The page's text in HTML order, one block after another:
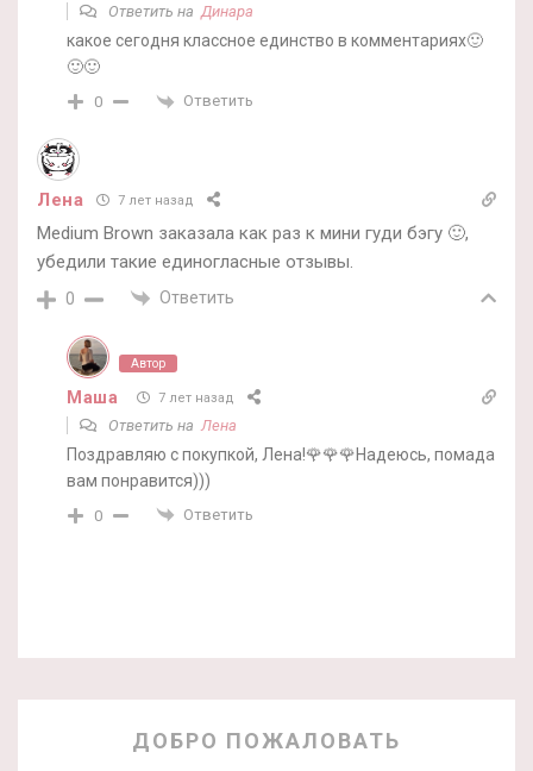
Ответить на Динара
какое сегодня классное единство в комментариях🙂
🙂🙂
0 Ответить
Лена 7 лет назад
Medium Brown заказала как раз к мини гуди бэгу 🙂,
убедили такие единогласные отзывы.
0 Ответить
Автор
Маша 7 лет назад
Ответить на Лена
Поздравляю с покупкой, Лена!🌹🌹🌹Надеюсь, помада
вам понравится)))
0 Ответить
ДОБРО ПОЖАЛОВАТЬ